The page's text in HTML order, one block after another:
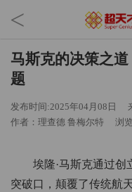
<
马斯克的决策之
题
发布时间:2025年04月08日
作者：理查德 鲁梅尔特
浏
埃隆·马斯克通过创
突破口，颠覆了传统航